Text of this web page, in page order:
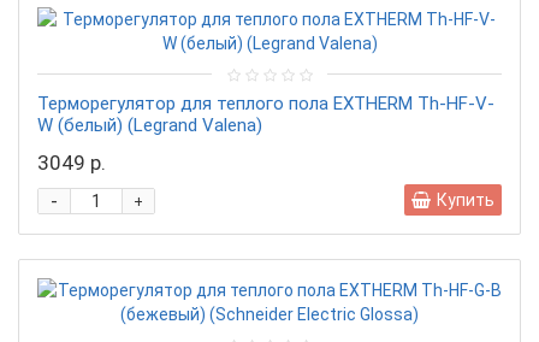
Терморегулятор для теплого пола EXTHERM Th-HF-V-
W (белый) (Legrand Valena)
3049 р.
+
- Купить